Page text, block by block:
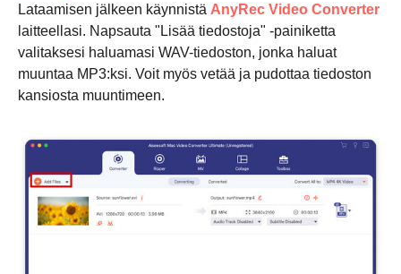
Lataamisen jälkeen käynnistä AnyRec Video Converter
laitteellasi. Napsauta "Lisää tiedostoja" -painiketta
valitaksesi haluamasi WAV-tiedoston, jonka haluat
muuntaa MP3:ksi. Voit myös vetää ja pudottaa tiedoston
kansiosta muuntimeen.